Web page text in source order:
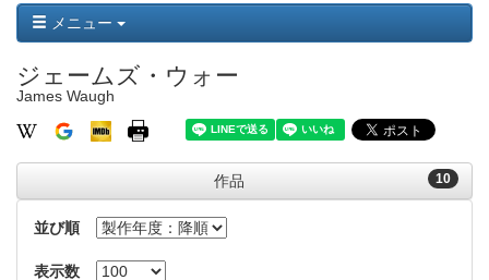
ン
メニュー
ジェームズ・ウォー
James Waugh
10
作品
並び順
表示数